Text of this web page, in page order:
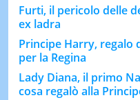
Furti, il pericolo delle
ex ladra
Principe Harry, regalo
per la Regina
Lady Diana, il primo
cosa regalò alla